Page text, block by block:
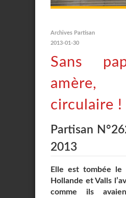
Archives Partisan
2013-01-30
Sans
circulaire !
Partisan
2013
Elle est tombée le
Hollande et Valls
comme ils